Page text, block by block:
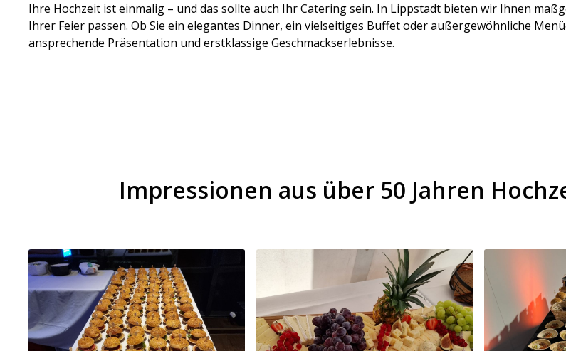
Ihre Hochzeit ist einmalig – und das sollte auch Ihr Catering sein. In Lippstadt bieten wir Ihnen
Ihrer Feier passen. Ob Sie ein elegantes Dinner, ein vielseitiges Buffet oder außergewöhnliche
ansprechende Präsentation und erstklassige Geschmackserlebnisse.
Impressionen aus über 50 Jahren